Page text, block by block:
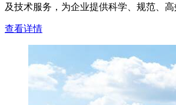
及技术服务，为企业提供科学、规范、高
查看详情